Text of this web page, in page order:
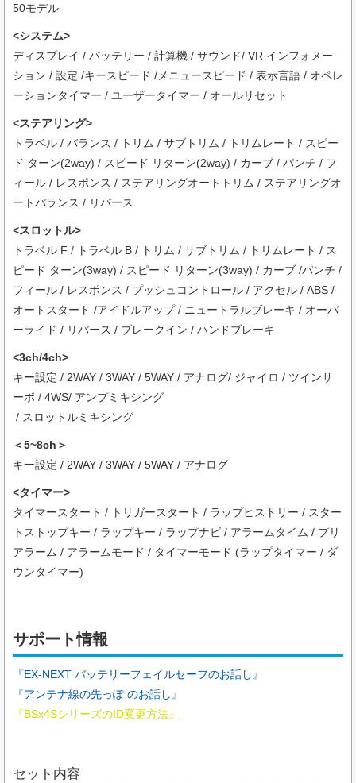
50モデル
<システム>
ディスプレイ / バッテリー / 計算機 / サウンド/ VR インフォメー
ション / 設定 /キースピード /メニュースピード / 表示言語 / オペレ
ーションタイマー / ユーザータイマー / オールリセット
<ステアリング>
トラベル / バランス / トリム / サブトリム / トリムレート / スピー
ド ターン(2way) / スピード リターン(2way) / カーブ / パンチ / フ
ィール / レスポンス / ステアリングオートトリム / ステアリングオ
ートバランス / リバース
<スロットル>
トラベル F / トラベル B / トリム / サブトリム / トリムレート / ス
ピード ターン(3way) / スピード リターン(3way) / カーブ /パンチ /
フィール / レスポンス / プッシュコントロール / アクセル / ABS /
オートスタート /アイドルアップ / ニュートラルブレーキ / オーバ
ーライド / リバース / ブレークイン / ハンドブレーキ
<3ch/4ch>
キー設定 / 2WAY / 3WAY / 5WAY / アナログ/ ジャイロ / ツインサ
ーボ / 4WS/ アンプミキシング
/ スロットルミキシング
＜5~8ch＞
キー設定 / 2WAY / 3WAY / 5WAY / アナログ
<タイマー>
タイマースタート / トリガースタート / ラップヒストリー / スター
トストップキー / ラップキー / ラップナビ / アラームタイム / プリ
アラーム / アラームモード / タイマーモード (ラップタイマー / ダ
ウンタイマー)
サポート情報
『EX-NEXT バッテリーフェイルセーフのお話し』
『アンテナ線の先っぽ のお話し』
『BSx4SシリーズのID変更方法』
セット内容